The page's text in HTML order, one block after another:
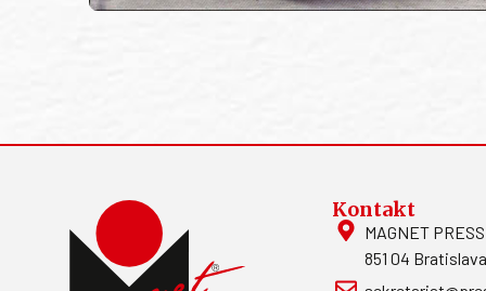
Kontakt
MAGNET
851 04